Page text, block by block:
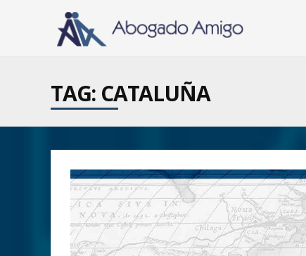
TAG: CATALUÑA